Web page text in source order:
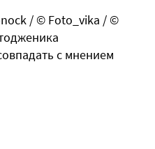
/ © Foto_vika / ©
с мнением